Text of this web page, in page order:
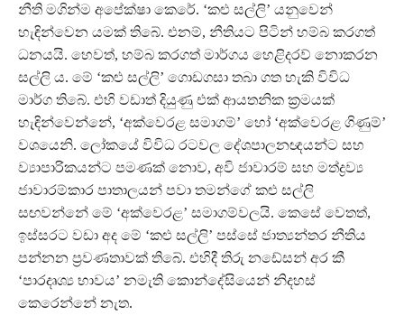
නීති මගින්ම අපේක්ෂා කෙරේ. ‘කළු සල්ලි’ යනුවෙන්
හැඳින්වෙන යමක් තිබේ. එනම්, නීතියට පිටින් හම්බ කරගත්
ධනයයි. හෙවත්, හම්බ කරගත් මාර්ගය හෙළිදරව් නොකරන
සල්ලි ය. මේ ‘කළු සල්ලි’ ගොඩගසා තබා ගත හැකි විවිධ
මාර්ග තිබේ. එහි වඩාත් දියුණු එක් ආයතනික ක්‍රමයක්
හැඳින්වෙන්නේ, ‘අක්වෙරළ සමාගම්’ හෝ ‘අක්වෙරළ ගිණුම්’
වශයෙනි. ලෝකයේ විවිධ රටවල දේශපාලනඥයන්ට සහ
ව්‍යාපාරිකයන්ට පමණක් නොව, අවි ජාවාරම් සහ මත්ද්‍රව්‍ය
ජාවාරම්කාර පාතාලයන් පවා තමන්ගේ කළු සල්ලි
සඟවන්නේ මේ ‘අක්වෙරළ’ සමාගම්වලයි. කෙසේ වෙතත්,
ඉස්සරට වඩා අද මේ ‘කළු සල්ලි’ පස්සේ ජාත්‍යන්තර නීතිය
පන්නන ප්‍රවණතාවක් තිබේ. එහිදී තිරු නඩේසන් අර කී
‘පාරදෘශ්‍ය භාවය’ නමැති කොන්දේසියෙන් නිදහස්
කෙරෙන්නේ නැත.